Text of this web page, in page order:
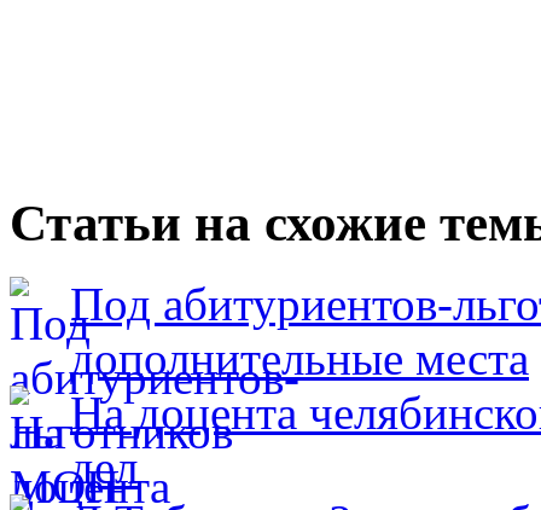
Статьи на схожие
Под абитуриентов-
дополнительные места
На доцента
дел